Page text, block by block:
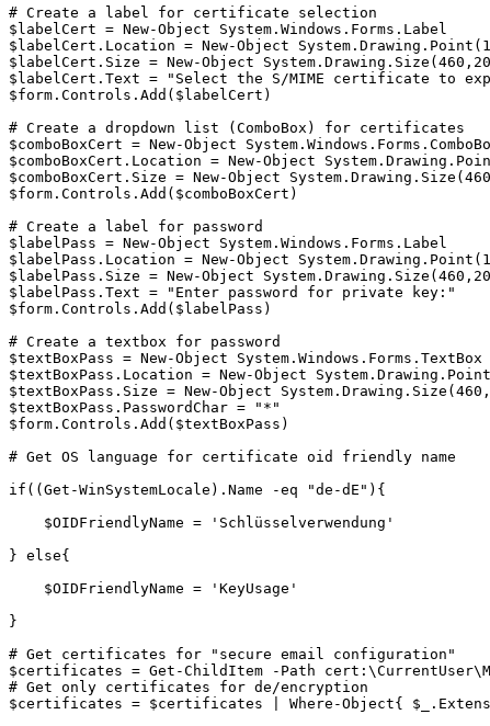
# Create a label for certificate selection
$labelCert = New-Object System.Windows.Forms.Label
$labelCert.Location = New-Object
$labelCert.Size = New-Object
$labelCert.Text = "Select the S/MIME certificate to
$form.Controls.Add($labelCert)
# Create a dropdown list (ComboBox) for certificates
$comboBoxCert = New-Object
$comboBoxCert.Location = New-Object
$comboBoxCert.Size = New-Object
$form.Controls.Add($comboBoxCert)
# Create a label for password
$labelPass = New-Object System.Windows.Forms.Label
$labelPass.Location = New-Object
$labelPass.Size = New-Object
$labelPass.Text = "Enter password for private key:"
$form.Controls.Add($labelPass)
# Create a textbox for password
$textBoxPass = New-Object System.Windows.Forms.TextBox
$textBoxPass.Location = New-Object
$textBoxPass.Size = New-Object
$textBoxPass.PasswordChar = "*"
$form.Controls.Add($textBoxPass)
# Get OS language for certificate oid friendly name
if((Get-WinSystemLocale).Name -eq "de-dE"){
    $OIDFriendlyName = 'Schlüsselverwendung'
} else{
    $OIDFriendlyName = 'KeyUsage'
}
# Get certificates for "secure email configuration"
$certificates = Get-ChildItem -Path
# Get only certificates for de/encryption
$certificates = $certificates | Where-Object{